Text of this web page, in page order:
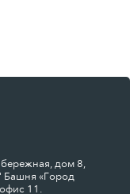
дом 8,
Башня «Город
11.